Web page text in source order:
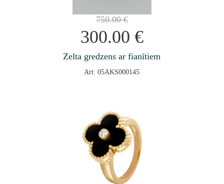
750.00€
300.00 €
Zelta gredzens ar fianītiem
Art: 05AKS000145